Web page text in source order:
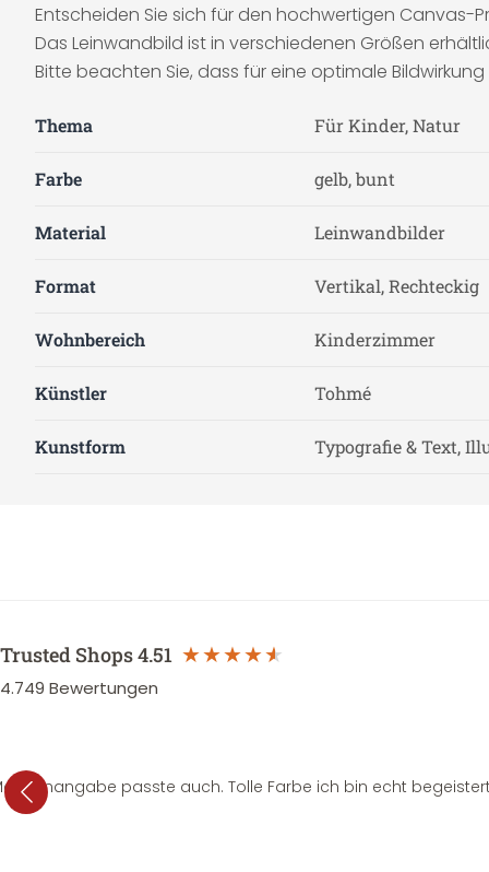
Entscheiden Sie sich für den hochwertigen Canvas-
Das Leinwandbild ist in verschiedenen Größen
Bitte beachten Sie, dass für eine optimale
Thema Für Kinder, Natur
Farbe gelb, bunt
Material Leinwandbilder
Format Vertikal, Rechteckig
Wohnbereich Kinderzimmer
Künstler Tohmé
Kunstform Typografie & Text,
Trusted Shops4.51
4.749 Bewertungen
passte auch. Tolle Farbe ich bin echt